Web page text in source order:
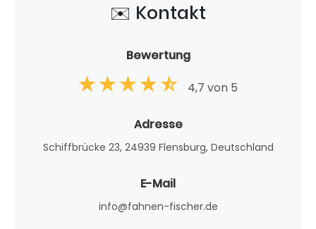
✉️ Kontakt
Bewertung
4,7 von 5
Adresse
Schiffbrücke 23, 24939 Flensburg, Deutschland
E-Mail
info@fahnen-fischer.de